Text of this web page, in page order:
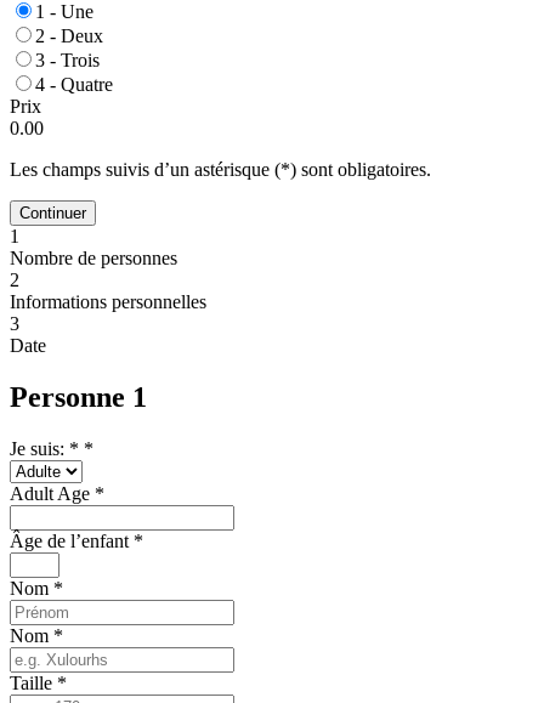
1 - Une
2 - Deux
3 - Trois
4 - Quatre
Prix
0.00
Les champs suivis d’un astérisque (*) sont obligatoires.
Continuer
1
Nombre de personnes
2
Informations personnelles
3
Date
Personne 1
Je suis: * *
Adult Age *
Âge de l’enfant *
Nom *
Nom *
Taille *